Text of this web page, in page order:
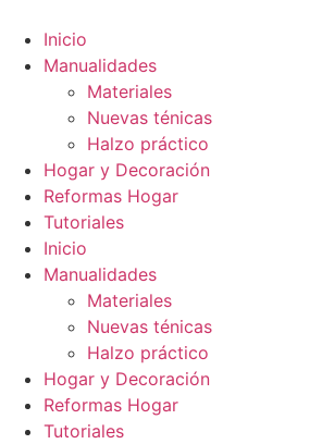
contenido
Inicio
Manualidades
Materiales
Nuevas ténicas
Halzo práctico
Hogar y Decoración
Reformas Hogar
Tutoriales
Inicio
Manualidades
Materiales
Nuevas ténicas
Halzo práctico
Hogar y Decoración
Reformas Hogar
Tutoriales